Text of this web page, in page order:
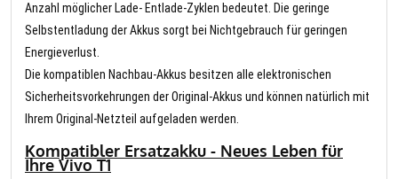
Anzahl möglicher Lade- Entlade-Zyklen bedeutet. Die geringe
Selbstentladung der Akkus sorgt bei Nichtgebrauch für geringen
Energieverlust.
Die kompatiblen Nachbau-Akkus besitzen alle elektronischen
Sicherheitsvorkehrungen der Original-Akkus und können natürlich mit
Ihrem Original-Netzteil aufgeladen werden.
Kompatibler Ersatzakku - Neues Leben für
Ihre Vivo T1